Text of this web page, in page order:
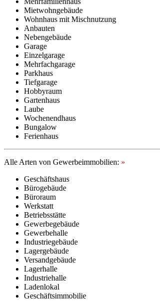
Mietwohngebäude
Wohnhaus mit Mischnutzung
Anbauten
Nebengebäude
Garage
Einzelgarage
Mehrfachgarage
Parkhaus
Tiefgarage
Hobbyraum
Gartenhaus
Laube
Wochenendhaus
Bungalow
Ferienhaus
Alle Arten von Gewerbeimmobilien: »
Geschäftshaus
Bürogebäude
Büroraum
Werkstatt
Betriebsstätte
Gewerbegebäude
Gewerbehalle
Industriegebäude
Lagergebäude
Versandgebäude
Lagerhalle
Industriehalle
Ladenlokal
Geschäftsimmobilie